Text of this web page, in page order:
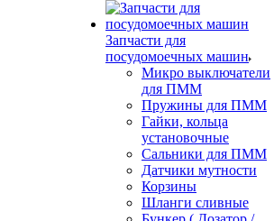
Запчасти для
посудомоечных машин
Микро выключатели
для ПММ
Пружины для ПММ
Гайки, кольца
установочные
Сальники для ПММ
Датчики мутности
Корзины
Шланги сливные